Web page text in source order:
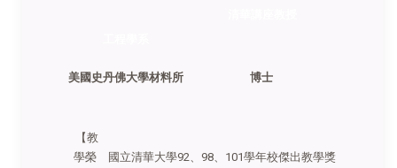
美國史丹佛大學材料所 博士
【教
學榮
國立清華大學92、98、101學年校傑出教學獎